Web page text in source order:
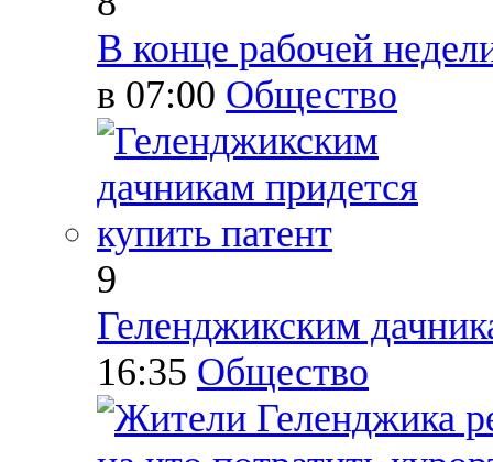
В конце рабочей
в 07:00 Общество
9
Геленджикским
16:35 Общество